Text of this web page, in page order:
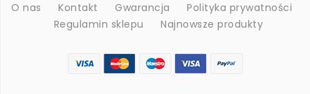
O nas Kontakt Gwarancja
Polityka prywatności
Regulamin sklepu
Najnowsze produkty